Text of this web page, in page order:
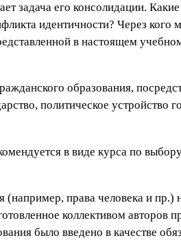
задача его консолидации.
идентичности? Через кого
в настоящем
образования,
политическое устройство
в виде курса по
права человека и пр.)
коллективом авторов
было введено в качестве